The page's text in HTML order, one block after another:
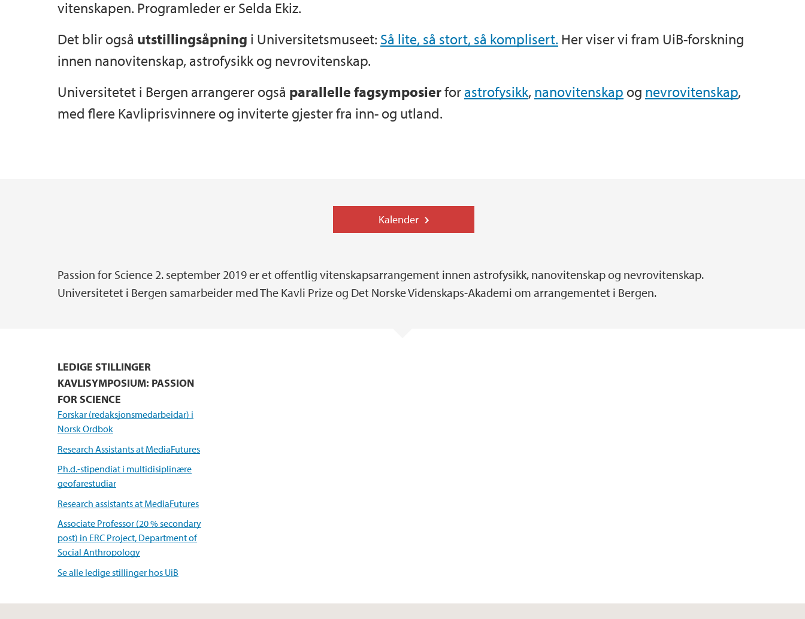
vitenskapen. Programleder er Selda Ekiz.
Det blir også utstillingsåpning i Universitetsmuseet: Så lite, så stort, så komplisert. Her viser vi fram UiB-forskning
innen nanovitenskap, astrofysikk og nevrovitenskap.
Universitetet i Bergen arrangerer også parallelle fagsymposierforastrofysikk, nanovitenskap og nevrovitenskap,
med flere Kavliprisvinnere og inviterte gjester fra inn- og utland.
Kalender
Passion for Science 2. september 2019 er et offentlig vitenskapsarrangement innen astrofysikk, nanovitenskap og nevrovitenskap.
Universitetet i Bergen samarbeider med The Kavli Prize og Det Norske Videnskaps-Akademi om arrangementet i Bergen.
LEDIGE STILLINGER
KAVLISYMPOSIUM: PASSION
FOR SCIENCE
Forskar (redaksjonsmedarbeidar) i
Norsk Ordbok
Research Assistants at MediaFutures
Ph.d.-stipendiat i multidisiplinære
geofarestudiar
Research assistants at MediaFutures
Associate Professor (20 % secondary
post) in ERC Project, Department of
Social Anthropology
Se alle ledige stillinger hos UiB